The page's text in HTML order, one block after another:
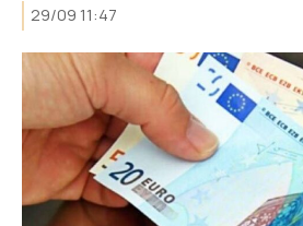
29/09 11:47